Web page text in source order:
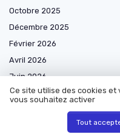
Octobre 2025
Décembre 2025
Février 2026
Avril 2026
Juin 2026
Août 2026
Ce site utilise des cookies et
vous souhaitez activer
Tout